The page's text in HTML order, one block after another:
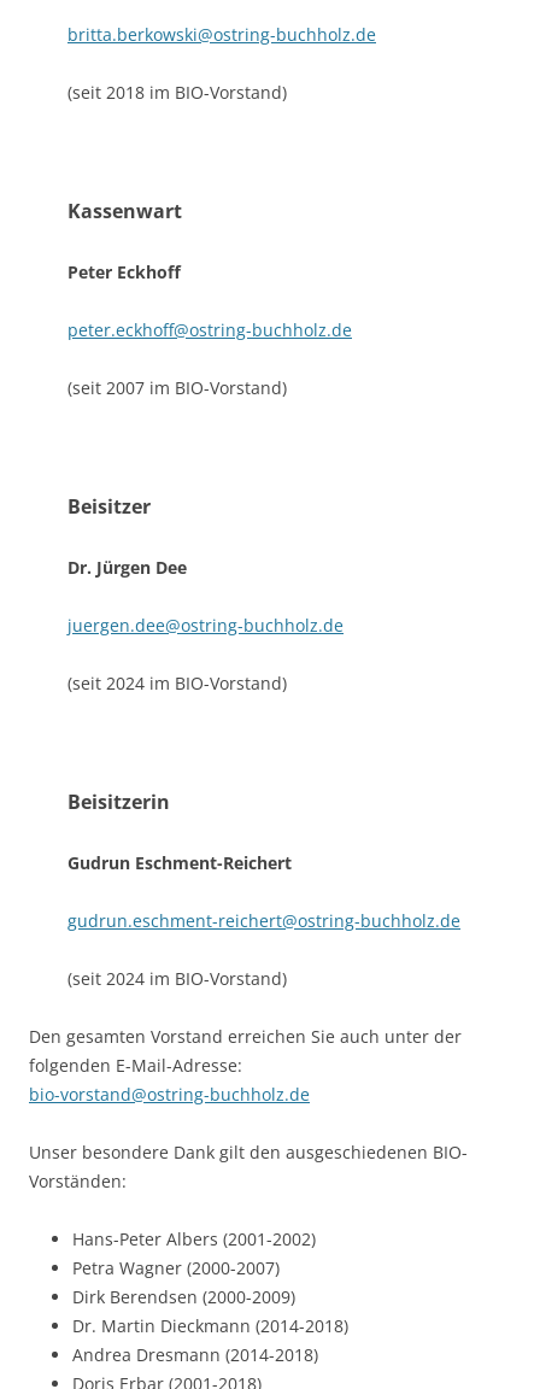
britta.berkowski@ostring-buchholz.de
(seit 2018 im BIO-Vorstand)
Kassenwart
Peter Eckhoff
peter.eckhoff@ostring-buchholz.de
(seit 2007 im BIO-Vorstand)
Beisitzer
Dr. Jürgen Dee
juergen.dee@ostring-buchholz.de
(seit 2024 im BIO-Vorstand)
Beisitzerin
Gudrun Eschment-Reichert
gudrun.eschment-reichert@ostring-buchholz.de
(seit 2024 im BIO-Vorstand)
Den gesamten Vorstand erreichen Sie auch unter der
folgenden E-Mail-Adresse:
bio-vorstand@ostring-buchholz.de
Unser besondere Dank gilt den ausgeschiedenen BIO-
Vorständen:
Hans-Peter Albers (2001-2002)
Petra Wagner (2000-2007)
Dirk Berendsen (2000-2009)
Dr. Martin Dieckmann (2014-2018)
Andrea Dresmann (2014-2018)
Doris Erbar (2001-2018)